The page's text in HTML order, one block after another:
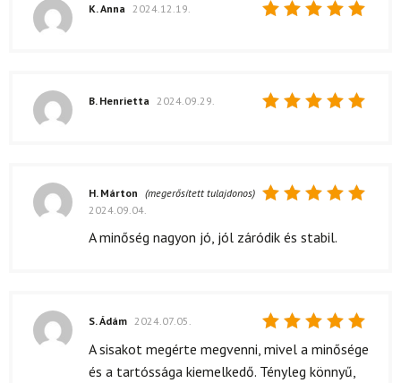
K. Anna 2024.12.19.
B. Henrietta 2024.09.29.
5/ 5
H. Márton (megerősített tulajdonos)
2024.09.04.
A minőség nagyon jó, jól záródik és stabil.
Értékelés:
S. Ádám 2024.07.05.
A sisakot megérte megvenni, mivel a minősége
és a tartóssága kiemelkedő. Tényleg könnyű,